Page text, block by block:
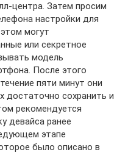
центра. Затем просим
настройки для
могут
или секретное
модель
После этого
пяти минут они
достаточно сохранить и
рекомендуется
девайса ранее
этапе
было описано в